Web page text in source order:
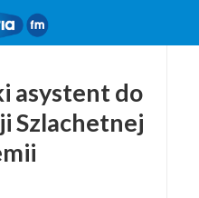
asystent do
Szlachetnej